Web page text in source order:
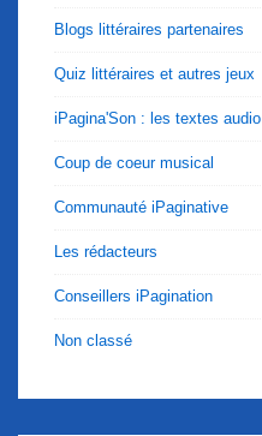
Blogs littéraires partenaires
Quiz littéraires et autres jeux
iPagina'Son : les textes audio
Coup de coeur musical
Communauté iPaginative
Les rédacteurs
Conseillers iPagination
Non classé